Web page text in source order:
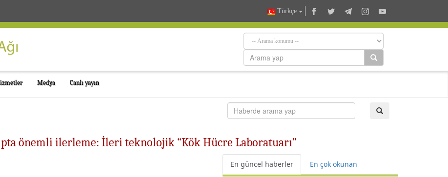
Türkçe
Medya Canlı yayın
önemli ilerleme: İleri teknolojik “Kök Hücre Laboratuarı”
En güncel haberler En çok okunan